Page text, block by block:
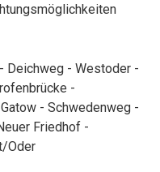
Deichweg - Westoder -
-
- Schwedenweg -
Friedhof -
Oder